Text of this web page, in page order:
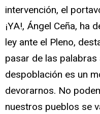
intervención, el
¡YA!, Ángel Ceña, ha
ley ante el Pleno,
pasar de las palabras
despoblación es un
devorarnos. No
nuestros pueblos se